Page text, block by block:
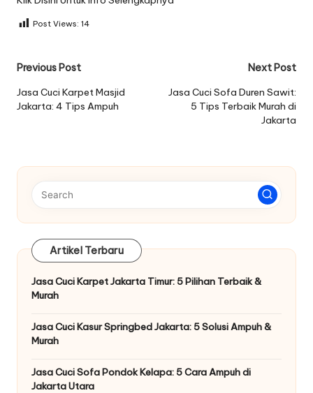
Post Views: 14
Post
navigation
Previous Post
Jasa Cuci Karpet Masjid
Jakarta: 4 Tips Ampuh
Next Post
Jasa Cuci Sofa Duren Sawit:
5 Tips Terbaik Murah di
Jakarta
Artikel Terbaru
Jasa Cuci Karpet Jakarta Timur: 5 Pilihan Terbaik &
Murah
Jasa Cuci Kasur Springbed Jakarta: 5 Solusi Ampuh &
Murah
Jasa Cuci Sofa Pondok Kelapa: 5 Cara Ampuh di
Jakarta Utara